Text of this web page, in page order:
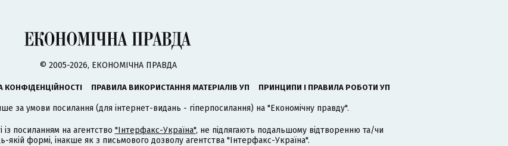
© 2005-2026, ЕКОНОМІЧНА ПРАВДА
КОНФІДЕНЦІЙНОСТІ ПРАВИЛА ВИКОРИСТАННЯ МАТЕРІАЛІВ УП ПРИНЦИПИ І ПРАВИЛА РОБОТИ УП
за умови посилання (для інтернет-видань - гіперпосилання) на "Економічну правду".
із посиланням на агентство "Інтерфакс-Україна", не підлягають подальшому відтворенню та/чи
формі, інакше як з письмового дозволу агентства "Інтерфакс-Україна".